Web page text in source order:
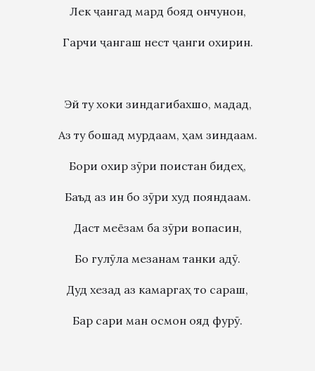
Лек ҷангад мард бояд ончунон,
Гарчи ҷангаш нест ҷанги охирин.
Эй ту хоки зиндагибахшо, мадад,
Аз ту бошад мурдаам, ҳам зиндаам.
Бори охир зӯри поистан бидеҳ,
Баъд аз ин бо зӯри худ пояндаам.
Даст меёзам ба зӯри вопасин,
Бо гулӯла мезанам танки адӯ.
Дуд хезад аз камаргаҳ то сараш,
Бар сари ман осмон ояд фурӯ.